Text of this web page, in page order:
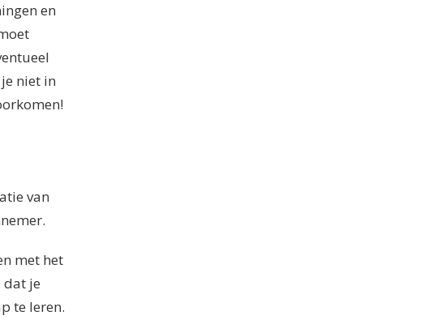
en
niet in
van
met het
dat je
te leren.